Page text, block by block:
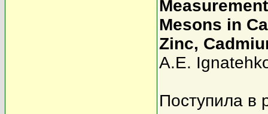
Mesons in
Zinc,
A.E.
Поступила в